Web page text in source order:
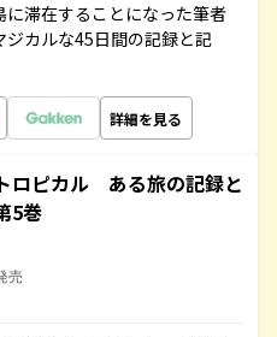
滞在することになった筆者
カルな45日間の記録と記
詳細を見る
ロピカル ある旅の記録と
5巻
売